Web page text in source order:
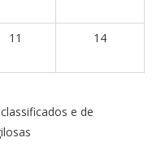
11 14
e de